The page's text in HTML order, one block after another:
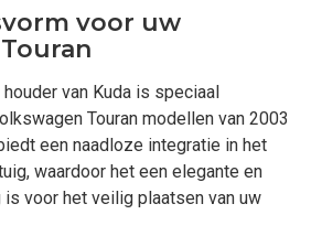
voor uw
van Kuda is speciaal
Touran modellen van 2003
een naadloze integratie in het
waardoor het een elegante en
voor het veilig plaatsen van uw